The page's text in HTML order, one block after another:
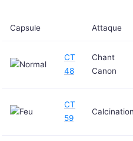
Capsule Attaque
CT
48
Chant
Canon
CT
59